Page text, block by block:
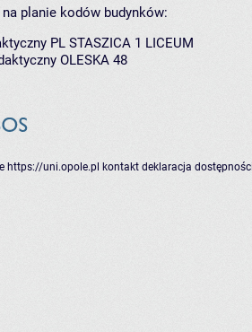
planie kodów budynków:
PL STASZICA 1 LICEUM
OLESKA 48
https://uni.opole.pl kontakt deklaracja